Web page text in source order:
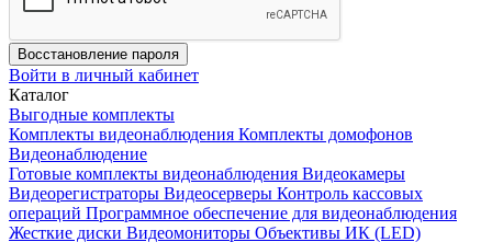
Восстановление пароля
Войти в личный кабинет
Каталог
Выгодные комплекты
Комплекты видеонаблюдения Комплекты домофонов
Видеонаблюдение
Готовые комплекты видеонаблюдения Видеокамеры
Видеорегистраторы Видеосерверы Контроль кассовых
операций Программное обеспечение для видеонаблюдения
Жесткие диски Видеомониторы Объективы ИК (LED)